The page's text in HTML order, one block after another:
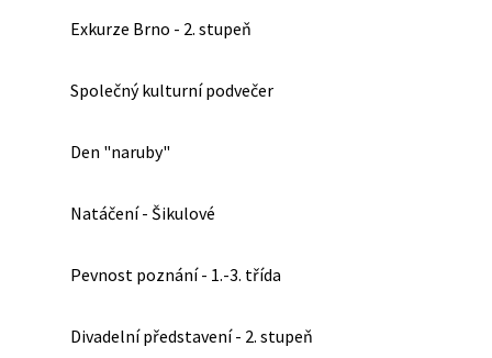
Exkurze Brno - 2. stupeň
Společný kulturní podvečer
Den "naruby"
Natáčení - Šikulové
Pevnost poznání - 1.-3. třída
Divadelní představení - 2. stupeň